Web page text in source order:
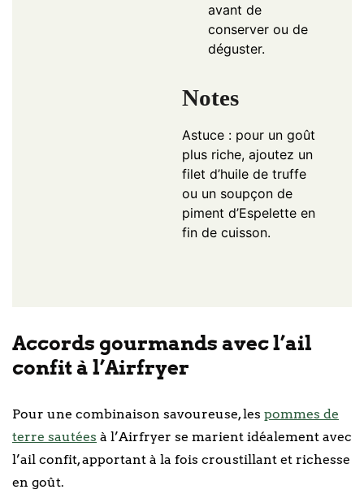
avant de
conserver ou de
déguster.
Notes
Astuce : pour un goût
plus riche, ajoutez un
filet d’huile de truffe
ou un soupçon de
piment d’Espelette en
fin de cuisson.
Accords gourmands avec l’ail
confit à l’Airfryer
Pour une combinaison savoureuse, les pommes de
terre sautées à l’Airfryer se marient idéalement avec
l’ail confit, apportant à la fois croustillant et richesse
en goût.